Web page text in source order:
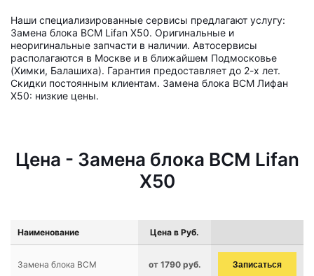
Наши специализированные сервисы предлагают услугу:
Замена блока BCM Lifan X50. Оригинальные и
неоригинальные запчасти в наличии. Автосервисы
располагаются в Москве и в ближайшем Подмосковье
(Химки, Балашиха). Гарантия предоставляет до 2-х лет.
Скидки постоянным клиентам. Замена блока BCM Лифан
X50: низкие цены.
Цена - Замена блока BCM Lifan
X50
Наименование Цена в Руб.
Замена блока BCM от 1790 руб. Записаться